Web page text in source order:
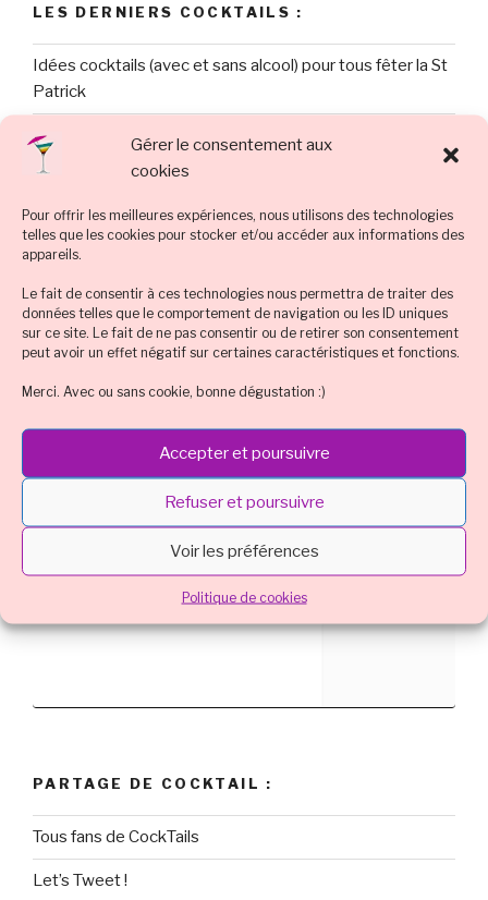
Gérer le consentement aux
cookies
Pour offrir les meilleures expériences, nous utilisons des technologies
telles que les cookies pour stocker et/ou accéder aux informations des
appareils.
Le fait de consentir à ces technologies nous permettra de traiter des
données telles que le comportement de navigation ou les ID uniques
sur ce site. Le fait de ne pas consentir ou de retirer son consentement
peut avoir un effet négatif sur certaines caractéristiques et fonctions.
Merci. Avec ou sans cookie, bonne dégustation :)
Accepter et poursuivre
Refuser et poursuivre
Voir les préférences
Politique de cookies
LES DERNIERS COCKTAILS :
Idées cocktails (avec et sans alcool) pour tous fêter la St
Patrick
Givrer un verre à cocktail : vos questions, nos astuces !
Halloween : best-of des idées de recette cocktail &
déco flippantes
Recette : le Cocktail Crépuscule en Dégradé d’Halloween
Cocktail de rentrée revitalisante sans alcool
Tweets by dessertchocolat
Cliquez pour accepter les cookies
PARTAGE DE COCKTAIL :
Tous fans de CockTails
Let’s Tweet !